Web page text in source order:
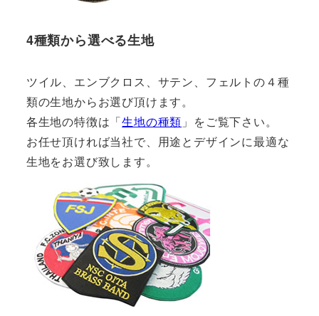
4種類から選べる生地
ツイル、エンブクロス、サテン、フェルトの４種
類の生地からお選び頂けます。
各生地の特徴は「生地の種類 」をご覧下さい。
お任せ頂ければ当社で、用途とデザインに最適な
生地をお選び致します。